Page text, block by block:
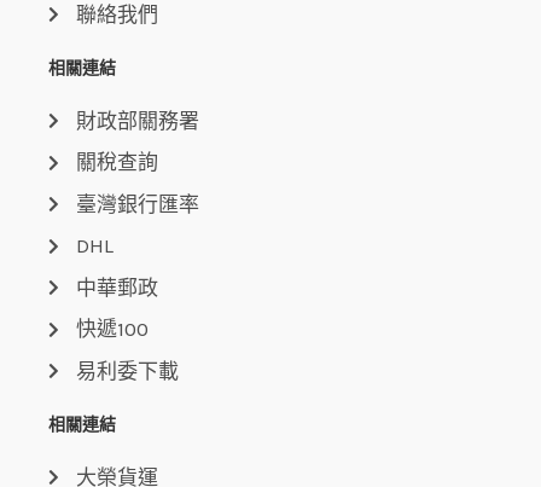
聯絡我們
相關連結
財政部關務署
關稅查詢
臺灣銀行匯率
DHL
中華郵政
快遞100
易利委下載
相關連結
大榮貨運